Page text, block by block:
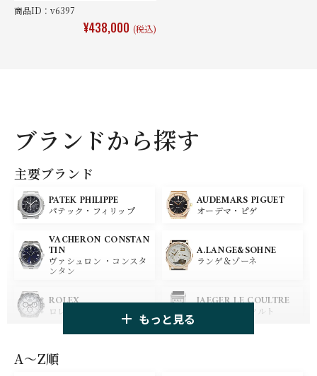
商品ID：v6397
¥438,000 (税込)
ブランドから探す
主要ブランド
PATEK PHILIPPE
パテック・フィリップ
AUDEMARS PIGUET
オーデマ・ピゲ
VACHERON CONSTAN
TIN
ヴァシュロン ・コンスタ
ンタン
A.LANGE&SOHNE
ランゲ＆ゾーネ
ROLEX
ロレックス
JAEGER LE COULTRE
ジャガー・ルクルト
パネライ
もっと見る
A〜Z順